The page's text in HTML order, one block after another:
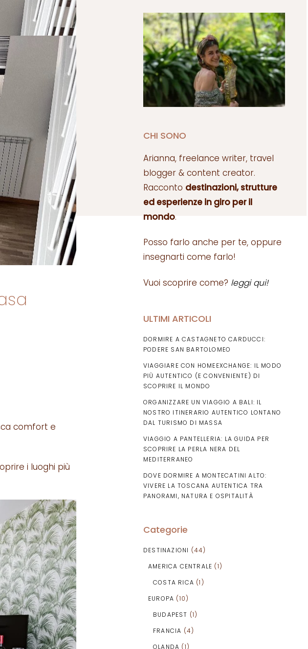
comfort e
i luoghi più
CHI SONO
Arianna, freelance writer, travel
blogger & content creator.
Racconto destinazioni, strutture
ed esperienze in giro per il
mondo.
Posso farlo anche per te, oppure
insegnarti come farlo!
Vuoi scoprire come? leggi qui!
ULTIMI ARTICOLI
DORMIRE A CASTAGNETO CARDUCCI:
PODERE SAN BARTOLOMEO
VIAGGIARE CON HOMEEXCHANGE: IL MODO
PIÙ AUTENTICO (E CONVENIENTE) DI
SCOPRIRE IL MONDO
ORGANIZZARE UN VIAGGIO A BALI: IL
NOSTRO ITINERARIO AUTENTICO LONTANO
DAL TURISMO DI MASSA
VIAGGIO A PANTELLERIA: LA GUIDA PER
SCOPRIRE LA PERLA NERA DEL
MEDITERRANEO
DOVE DORMIRE A MONTECATINI ALTO:
VIVERE LA TOSCANA AUTENTICA TRA
PANORAMI, NATURA E OSPITALITÀ
Categorie
DESTINAZIONI (44)
AMERICA CENTRALE (1)
COSTA RICA (1)
EUROPA (10)
BUDAPEST (1)
FRANCIA (4)
OLANDA (1)